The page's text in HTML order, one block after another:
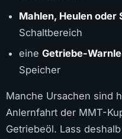
Mahlen, Heulen oder
Schaltbereich
eine Getriebe-
Speicher
Manche Ursachen sind
Anlernfahrt der MMT-
Getriebeöl. Lass